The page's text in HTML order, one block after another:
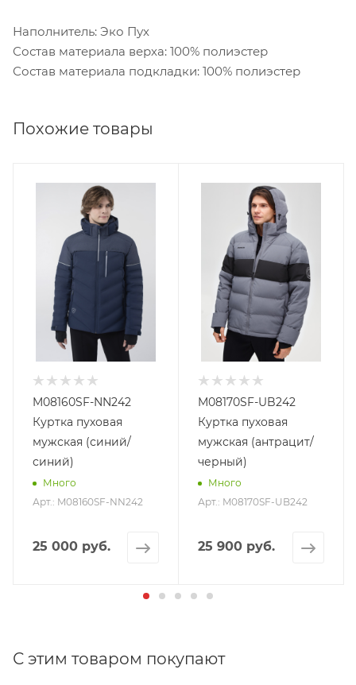
Наполнитель: Эко Пух
Состав материала верха: 100% полиэстер
Состав материала подкладки: 100% полиэстер
Похожие товары
M08160SF-NN242
Куртка пуховая
мужская (синий/
синий)
Много
Арт.: M08160SF-NN242
25 000 руб.
M08170SF-UB242
Куртка пуховая
мужская (антрацит/
черный)
Много
Арт.: M08170SF-UB242
25 900 руб.
С этим товаром покупают